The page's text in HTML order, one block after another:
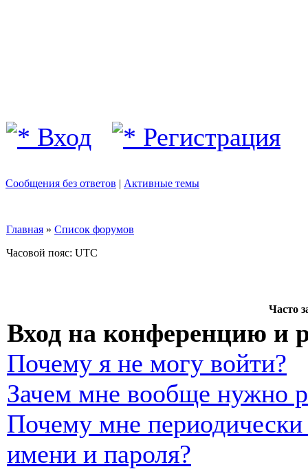
Вход Регистрация
Сообщения без ответов | Активные темы
Главная » Список форумов
Часовой пояс: UTC
Часто
Вход на конференцию и
Почему я не могу войти?
Зачем мне вообще нужно
Почему мне периодически
имени и пароля?